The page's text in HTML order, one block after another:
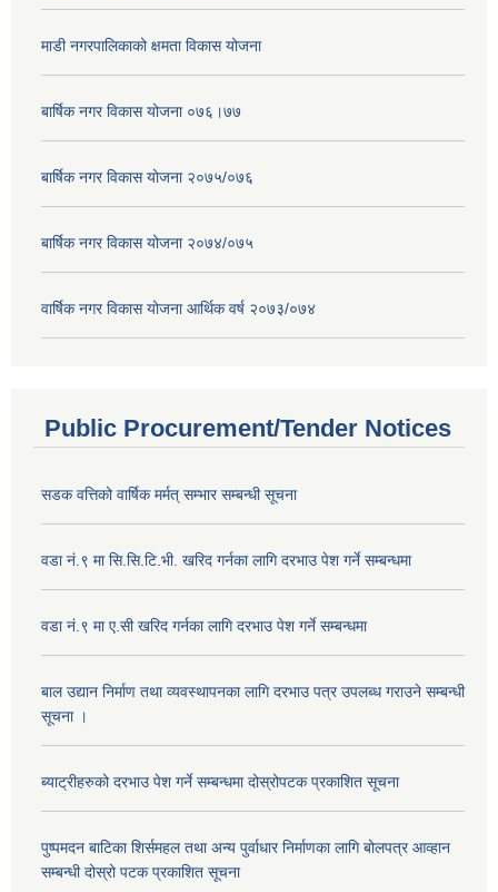
माडी नगरपालिकाको क्षमता विकास योजना
बार्षिक नगर विकास योजना ०७६।७७
बार्षिक नगर विकास योजना २०७५/०७६
बार्षिक नगर विकास योजना २०७४/०७५
वार्षिक नगर विकास योजना आर्थिक वर्ष २०७३/०७४
Public Procurement/Tender Notices
सडक वत्तिको वार्षिक मर्मत् सम्भार सम्बन्धी सूचना
वडा नं.९ मा सि.सि.टि.भी. खरिद गर्नका लागि दरभाउ पेश गर्ने सम्बन्धमा
वडा नं.९ मा ए.सी खरिद गर्नका लागि दरभाउ पेश गर्ने सम्बन्धमा
बाल उद्यान निर्माण तथा व्यवस्थापनका लागि दरभाउ पत्र उपलब्ध गराउने सम्बन्धी
सूचना ।
ब्याट्रीहरुको दरभाउ पेश गर्ने सम्बन्धमा दोस्रोपटक प्रकाशित सूचना
पुष्पमदन बाटिका शिर्समहल तथा अन्य पुर्वाधार निर्माणका लागि बोलपत्र आव्हान
सम्बन्धी दोस्रो पटक प्रकाशित सूचना